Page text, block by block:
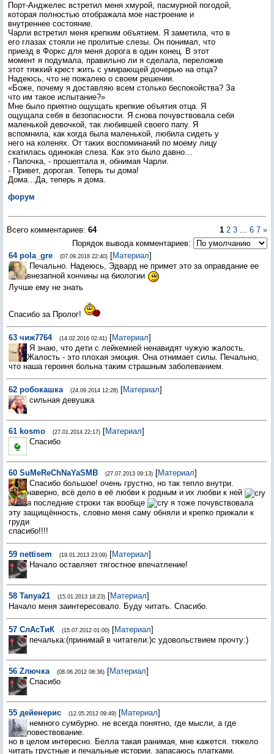
Порт-Анджелес встретил меня хмурой, пасмурной погодой,
которая полностью отображала мое настроение и
внутреннее состояние.
Чарли встретил меня крепким объятием. Я заметила, что в
его глазах стояли не пролитые слезы. Он понимал, что
приезд в Форкс для меня дорога в один конец. В этот
момент я подумала, правильно ли я сделала, переложив
этот тяжкий крест жить с умирающей дочерью на отца?
Надеюсь, что не пожалею о своем решении.
«Боже, почему я доставляю всем столько беспокойства? За
что им такое испытание?»
Мне было приятно ощущать крепкие объятия отца. Я
ощущала себя в безопасности. Я снова почувствовала себя
маленькой девочкой, так любившей своего папу. Я
вспомнила, как когда была маленькой, любила сидеть у
него на коленях. От таких воспоминаний по моему лицу
скатилась одинокая слеза. Как это было давно…
- Папочка, - прошептала я, обнимая Чарли.
- Привет, дорогая. Теперь ты дома!
Дома…Да, теперь я дома.
форум
Всего комментариев: 64 1 2 3 ... 6 7 »
Порядок вывода комментариев:
64 pola_gre (07.09.2018 22:40) [Материал]
Печально. Надеюсь, Эдвард не примет это за оправдание ее
внезапной кончины на биологии
Лучше ему не знать
Спасибо за Пролог!
63 чиж7764 (14.02.2016 02:41) [Материал]
Я знаю, что дети с лейкемией ненавидят чужую жалость.
Жалость - это плохая эмоция. Она отнимает силы. Печально,
что наша героиня больна таким страшным заболеванием.
62 робокашка (24.09.2014 12:28) [Материал]
сильная девушка
61 kosmo (27.01.2014 22:17) [Материал]
Спасибо
60 SuMeReChNaYaSMB (27.07.2013 09:13) [Материал]
Спасибо большое! очень грустно, но так тепло внутри.
наверно, всё дело в её любви к родным и их любви к ней
а последние строки так вообще
я тоже почувствовала
эту защищённость, словно меня саму обняли и крепко прижали к
груди
спасибо!!!!
59 nettisem (19.01.2013 23:09) [Материал]
Начало оставляет тягостное впечатление!
58 Tanya21 (15.01.2013 18:23) [Материал]
Начало меня заинтересовало. Буду читать. Спасибо.
57 СлАсТиК (15.07.2012 01:00) [Материал]
печалька:(принимай в читатели:)с удовольствием прочту:)
56 Zлючка (08.06.2012 08:36) [Материал]
Спасибо
55 дейенерис (12.05.2012 09:49) [Материал]
немного сумбурно. не всегда понятно, где мысли, а где
повествование.
но в целом интересно. Белла такая ранимая, мне кажется. тяжело
читать грустные и печальные истории. запасаюсь платками.